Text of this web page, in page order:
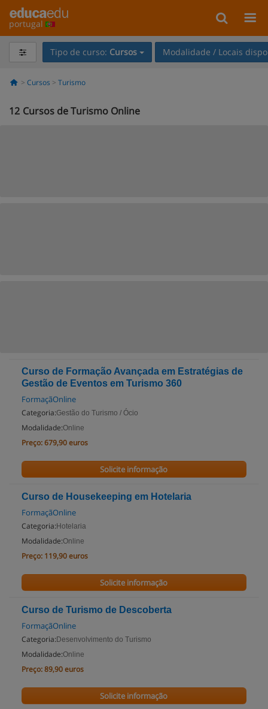
portugal
Tipo de curso: Cursos Modalidade / Locais
Cursos Turismo
12 Cursos de Turismo Online
Curso de Formação Avançada em Estratégias de
Gestão de Eventos em Turismo 360
FormaçãOnline
Categoria:Gestão do Turismo / Ócio
Modalidade:Online
Preço:679,90 euros
Solicite informação
Curso de Housekeeping em Hotelaria
FormaçãOnline
Categoria: Hotelaria
Modalidade:Online
Preço: 119,90 euros
Solicite informação
Curso de Turismo de Descoberta
FormaçãOnline
Categoria: Desenvolvimento do Turismo
Modalidade:Online
Preço:89,90 euros
Solicite informação